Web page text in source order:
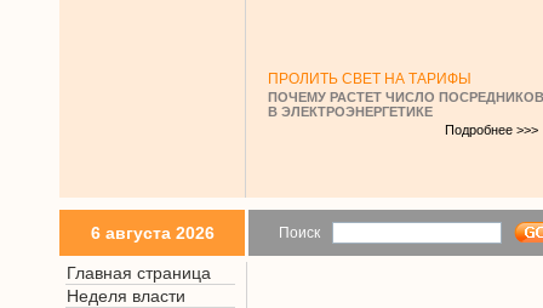
ПРОЛИТЬ СВЕТ НА ТАРИФЫ
ПОЧЕМУ РАСТЕТ ЧИСЛО ПОСРЕДНИКОВ
В ЭЛЕКТРОЭНЕРГЕТИКЕ
Подробнее >>>
6 августа 2026 Поиск
Главная страница
Неделя власти